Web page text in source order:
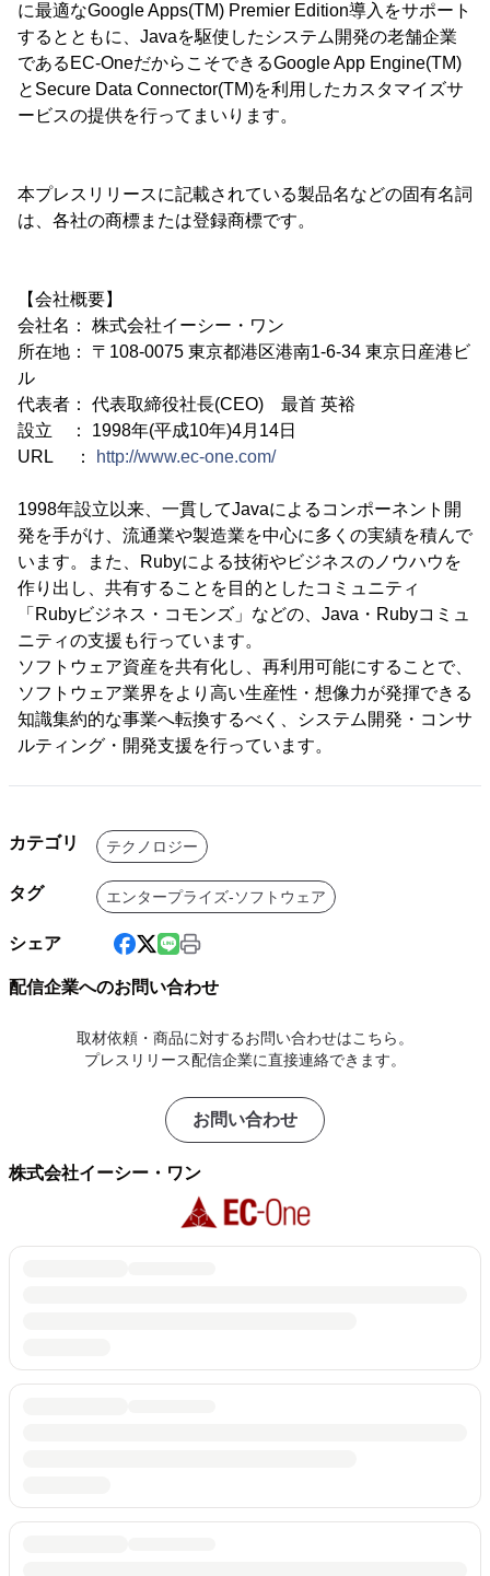
に最適なGoogle Apps(TM) Premier Edition導入をサポート
するとともに、Javaを駆使したシステム開発の老舗企業
であるEC-OneだからこそできるGoogle App Engine(TM)
とSecure Data Connector(TM)を利用したカスタマイズサ
ービスの提供を行ってまいります。
本プレスリリースに記載されている製品名などの固有名詞
は、各社の商標または登録商標です。
【会社概要】
会社名： 株式会社イーシー・ワン
所在地： 〒108-0075 東京都港区港南1-6-34 東京日産港ビ
ル
代表者： 代表取締役社長(CEO) 最首 英裕
設立 ： 1998年(平成10年)4月14日
URL ：
http://www.ec-one.com/
1998年設立以来、一貫してJavaによるコンポーネント開
発を手がけ、流通業や製造業を中心に多くの実績を積んで
います。また、Rubyによる技術やビジネスのノウハウを
作り出し、共有することを目的としたコミュニティ
「Rubyビジネス・コモンズ」などの、Java・Rubyコミュ
ニティの支援も行っています。
ソフトウェア資産を共有化し、再利用可能にすることで、
ソフトウェア業界をより高い生産性・想像力が発揮できる
知識集約的な事業へ転換するべく、システム開発・コンサ
ルティング・開発支援を行っています。
カテゴリ テクノロジー
タグ エンタープライズ-ソフトウェア
シェア
配信企業へのお問い合わせ
取材依頼・商品に対するお問い合わせはこちら。
プレスリリース配信企業に直接連絡できます。
お問い合わせ
株式会社イーシー・ワン